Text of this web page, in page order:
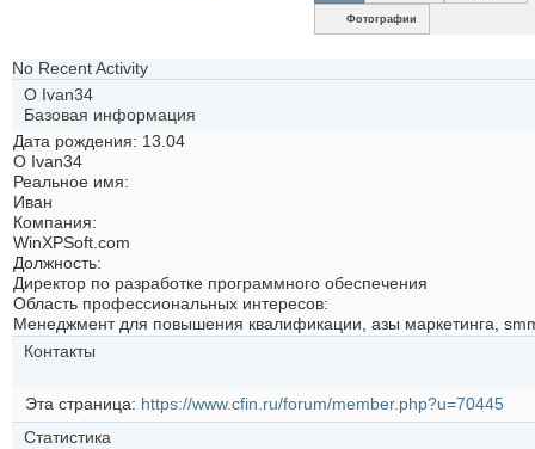
Фотографии
No Recent Activity
О Ivan34
Базовая информация
Дата рождения
13.04
О Ivan34
Реальное имя:
Иван
Компания:
WinXPSoft.com
Должность:
Директор по разработке программного обеспечения
Область профессиональных интересов:
Менеджмент для повышения квалификации, азы маркетинга,
Контакты
Эта страница https://www.cfin.ru/forum/member.php?u=70445
Статистика